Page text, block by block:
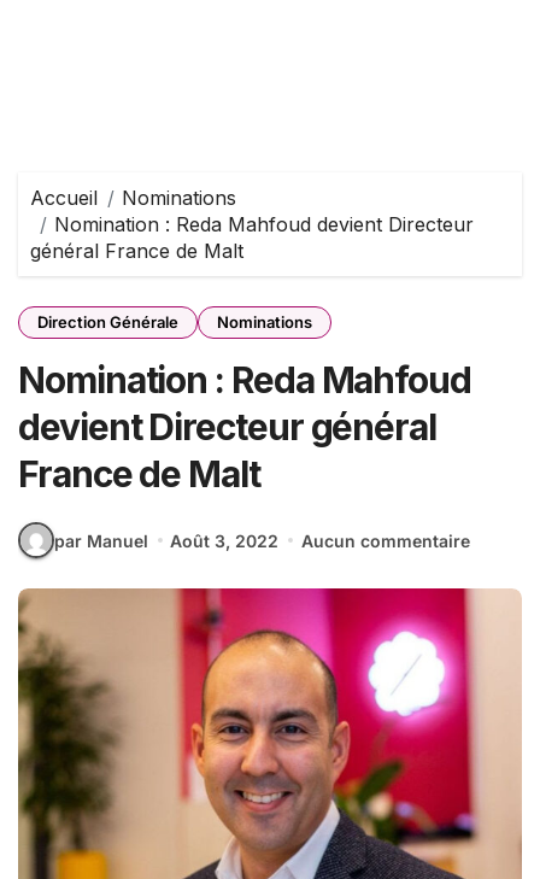
Accueil
Nominations
Nomination : Reda Mahfoud devient Directeur
général France de Malt
Direction Générale Nominations
Nomination : Reda Mahfoud
devient Directeur général
France de Malt
par Manuel Août 3, 2022 Aucun commentaire